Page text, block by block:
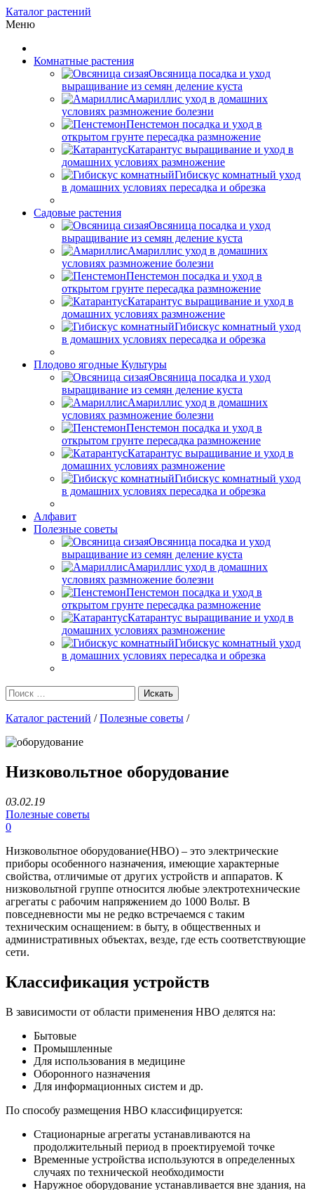
Каталог растений
Меню
Комнатные растения
Овсяница посадка и уход
выращивание из семян деление куста
Амариллис уход в домашних
условиях размножение болезни
Пенстемон посадка и уход в
открытом грунте пересадка размножение
Катарантус выращивание и уход в
домашних условиях размножение
Гибискус комнатный уход
в домашних условиях пересадка и обрезка
Садовые растения
Овсяница посадка и уход
выращивание из семян деление куста
Амариллис уход в домашних
условиях размножение болезни
Пенстемон посадка и уход в
открытом грунте пересадка размножение
Катарантус выращивание и уход в
домашних условиях размножение
Гибискус комнатный уход
в домашних условиях пересадка и обрезка
Плодово ягодные Культуры
Овсяница посадка и уход
выращивание из семян деление куста
Амариллис уход в домашних
условиях размножение болезни
Пенстемон посадка и уход в
открытом грунте пересадка размножение
Катарантус выращивание и уход в
домашних условиях размножение
Гибискус комнатный уход
в домашних условиях пересадка и обрезка
Алфавит
Полезные советы
Овсяница посадка и уход
выращивание из семян деление куста
Амариллис уход в домашних
условиях размножение болезни
Пенстемон посадка и уход в
открытом грунте пересадка размножение
Катарантус выращивание и уход в
домашних условиях размножение
Гибискус комнатный уход
в домашних условиях пересадка и обрезка
Каталог растений /Полезные советы /
Низковольтное оборудование
03.02.19
Полезные советы
0
Низковольтное оборудование(НВО) – это электрические
приборы особенного назначения, имеющие характерные
свойства, отличимые от других устройств и аппаратов. К
низковольтной группе относится любые электротехнические
агрегаты с рабочим напряжением до 1000 Вольт. В
повседневности мы не редко встречаемся с таким
техническим оснащением: в быту, в общественных и
административных объектах, везде, где есть соответствующие
сети.
Классификация устройств
В зависимости от области применения НВО делятся на:
Бытовые
Промышленные
Для использования в медицине
Оборонного назначения
Для информационных систем и др.
По способу размещения НВО классифицируется:
Стационарные агрегаты устанавливаются на
продолжительный период в проектируемой точке
Временные устройства используются в определенных
случаях по технической необходимости
Наружное оборудование устанавливается вне здания, на